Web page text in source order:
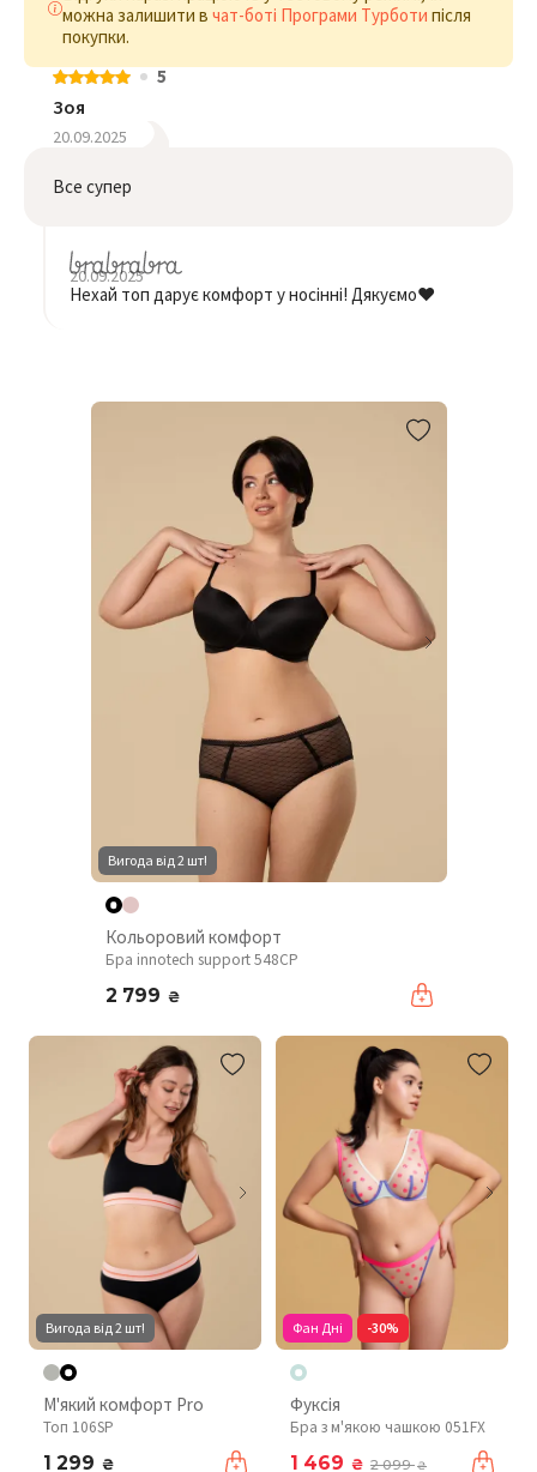
можна залишити в чат-боті Програми Турботи після
покупки.
5
Зоя
20.09.2025
Все супер
20.09.2025
Нехай топ дарує комфорт у носінні! Дякуємо❤️
Вигода від 2 шт!
Кольоровий комфорт
Бра innotech support 548CP
2 799 ₴
Вигода від 2 шт!
М'який комфорт Pro
Топ 106SP
1 299 ₴
Фан Дні -30%
Фуксія
Бра з м'якою чашкою 051FX
1 469 ₴ 2 099₴